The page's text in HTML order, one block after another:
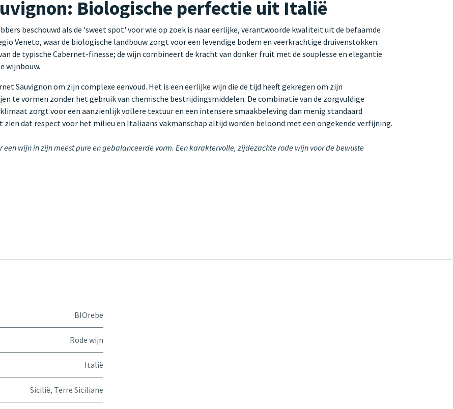
Biologische perfectie uit Italië
beschouwd als de 'sweet spot' voor wie op zoek is naar eerlijke, verantwoorde kwaliteit uit de befaamde
Veneto, waar de biologische landbouw zorgt voor een levendige bodem en veerkrachtige druivenstokken.
de typische Cabernet-finesse; de wijn combineert de kracht van donker fruit met de souplesse en elegantie
wijnbouw.
Sauvignon om zijn complexe eenvoud. Het is een eerlijke wijn die de tijd heeft gekregen om zijn
te vormen zonder het gebruik van chemische bestrijdingsmiddelen. De combinatie van de zorgvuldige
zorgt voor een aanzienlijk vollere textuur en een intensere smaakbeleving dan menig standaard
zien dat respect voor het milieu en Italiaans vakmanschap altijd worden beloond met een ongekende verfijning.
een wijn in zijn meest pure en gebalanceerde vorm. Een karaktervolle, zijdezachte rode wijn voor de bewuste
BIOrebe
Rode wijn
Italië
Sicilië, Terre Siciliane